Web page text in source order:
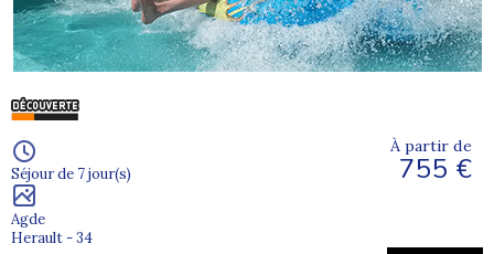
Séjour de 7 jour(s)
Agde
Herault - 34
À partir de
755 €